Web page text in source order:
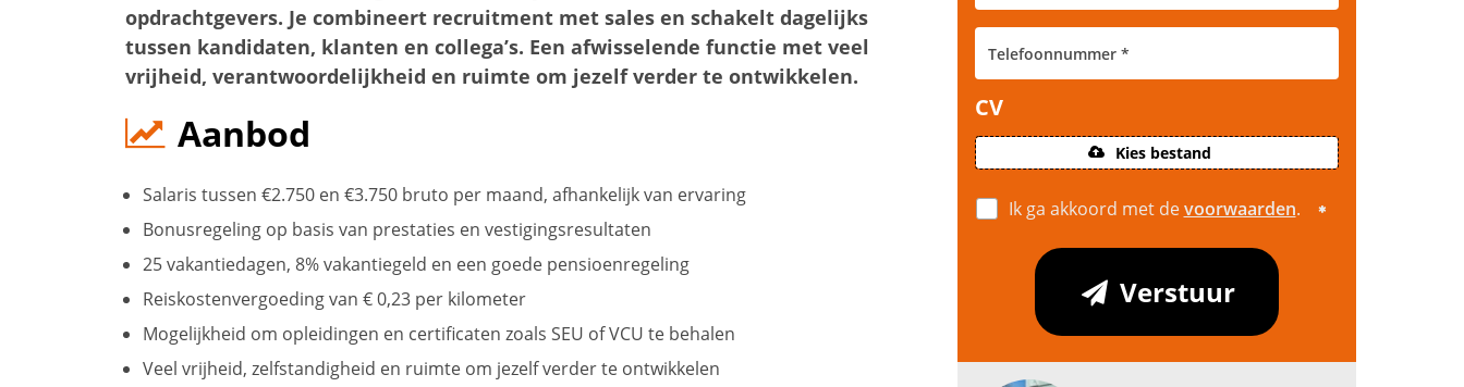
opdrachtgevers. Je combineert recruitment met sales en schakelt dagelijks
tussen kandidaten, klanten en collega’s. Een afwisselende functie met veel
vrijheid, verantwoordelijkheid en ruimte om jezelf verder te ontwikkelen.
Aanbod
Salaris tussen €2.750 en €3.750 bruto per maand, afhankelijk van ervaring
Bonusregeling op basis van prestaties en vestigingsresultaten
25 vakantiedagen, 8% vakantiegeld en een goede pensioenregeling
Reiskostenvergoeding van € 0,23 per kilometer
Mogelijkheid om opleidingen en certificaten zoals SEU of VCU te behalen
Veel vrijheid, zelfstandigheid en ruimte om jezelf verder te ontwikkelen
CV
Kies bestand
Ik ga akkoord met devoorwaarden.
Verstuur